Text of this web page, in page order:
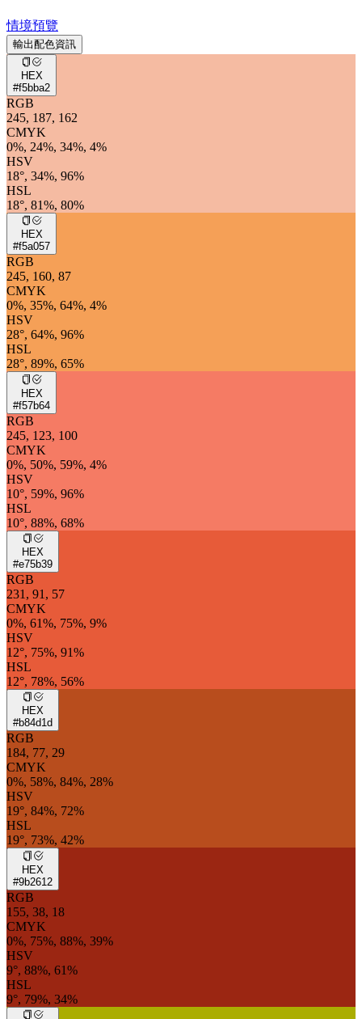
情境預覽
輸出配色資訊
HEX
#f5bba2
RGB
245, 187, 162
CMYK
0%, 24%, 34%, 4%
HSV
18°, 34%, 96%
HSL
18°, 81%, 80%
HEX
#f5a057
RGB
245, 160, 87
CMYK
0%, 35%, 64%, 4%
HSV
28°, 64%, 96%
HSL
28°, 89%, 65%
HEX
#f57b64
RGB
245, 123, 100
CMYK
0%, 50%, 59%, 4%
HSV
10°, 59%, 96%
HSL
10°, 88%, 68%
HEX
#e75b39
RGB
231, 91, 57
CMYK
0%, 61%, 75%, 9%
HSV
12°, 75%, 91%
HSL
12°, 78%, 56%
HEX
#b84d1d
RGB
184, 77, 29
CMYK
0%, 58%, 84%, 28%
HSV
19°, 84%, 72%
HSL
19°, 73%, 42%
HEX
#9b2612
RGB
155, 38, 18
CMYK
0%, 75%, 88%, 39%
HSV
9°, 88%, 61%
HSL
9°, 79%, 34%